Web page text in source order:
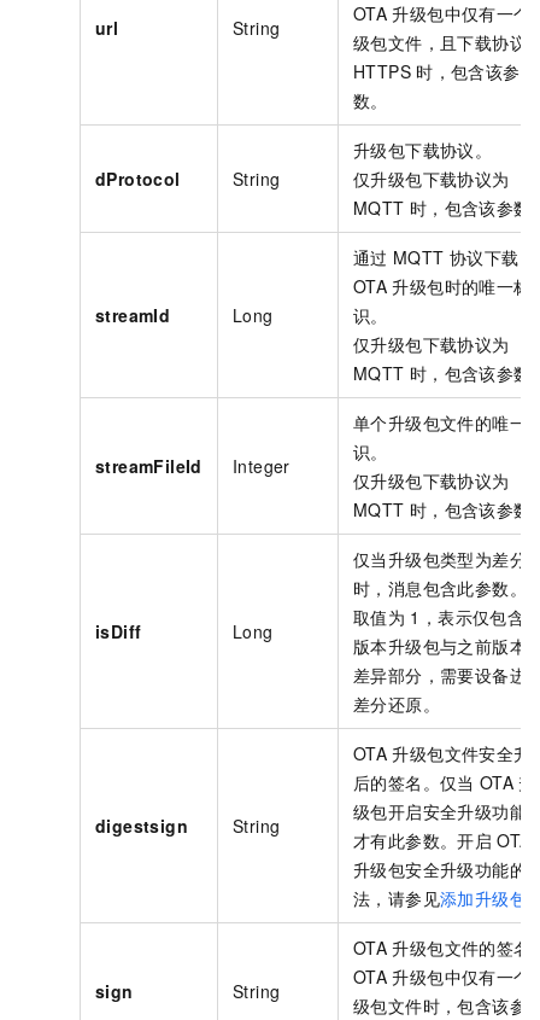
url String
OTA 升级包中仅有一个
级包文件，且下载协议
HTTPS 时，包含该参
数。
dProtocol String
升级包下载协议。
仅升级包下载协议为
MQTT 时，包含该参数
streamId Long
通过 MQTT 协议下载
OTA 升级包时的唯一标
识。
仅升级包下载协议为
MQTT 时，包含该参数
streamFileId Integer
单个升级包文件的唯一
识。
仅升级包下载协议为
MQTT 时，包含该参数
isDiff Long
仅当升级包类型为差分
时，消息包含此参数。
取值为 1，表示仅包含
版本升级包与之前版本
差异部分，需要设备进
差分还原。
digestsign String
OTA 升级包文件安全升
后的签名。仅当 OTA 升
级包开启安全升级功能
才有此参数。开启 OTA
升级包安全升级功能的
法，请参见添加升级包
sign String
OTA 升级包文件的签名
OTA 升级包中仅有一个
级包文件时，包含该参